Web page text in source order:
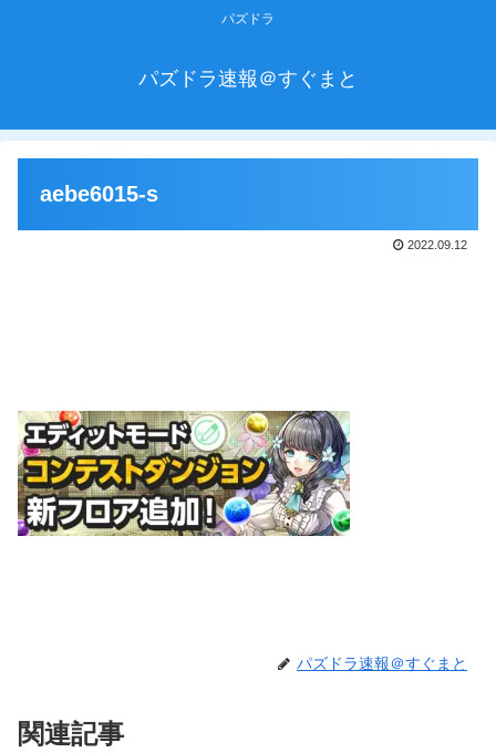
パズドラ
パズドラ速報＠すぐまと
aebe6015-s
2022.09.12
パズドラ速報＠すぐまと
関連記事